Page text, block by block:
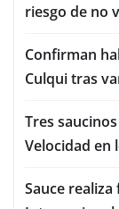
riesgo de no
Confirman
Culqui tras
Tres
Velocidad en
Sauce